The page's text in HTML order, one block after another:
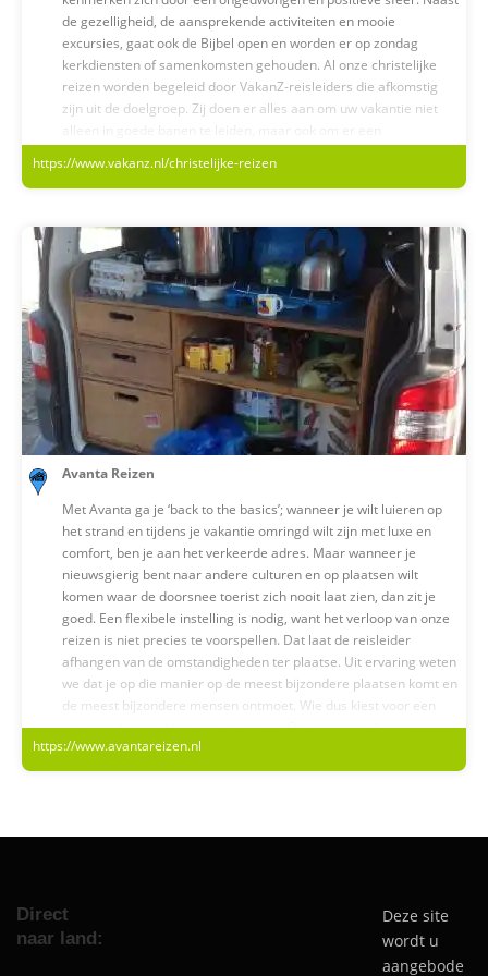
alle leeftijden. Voor deelname aan een 11-daagse rondreis is het
verstandig om goed ter been te zijn. Voor senioren (indicatie 65+
afhankelijk van mobiliteit) of lichamelijk minder mobiele
personen organiseert MazzelTov Reizen speciale 15-daagse
Israël groepsreizen. Daarnaast organiseren wij voor u een reis-
op-maat (indien gewenst voor uw eigen groep, kerk of
gemeente). Naast complete all-in rondreizen stedenreizen,
rondreizen of specifieke themareizen.
ontdekking van het land van de Bijbel? Neem dan direct contact
met ons op!
de gezelligheid, de aansprekende activiteiten en mooie
excursies, gaat ook de Bijbel open en worden er op zondag
kerkdiensten of samenkomsten gehouden. Al onze christelijke
reizen worden begeleid door VakanZ-reisleiders die afkomstig
zijn uit de doelgroep. Zij doen er alles aan om uw vakantie niet
alleen in goede banen te leiden, maar ook om er een
reis met meerwaarde!
https://www.vakanz.nl/christelijke-reizen
Avanta Reizen
Met Avanta ga je ‘back to the basics’; wanneer je wilt luieren op
het strand en tijdens je vakantie omringd wilt zijn met luxe en
comfort, ben je aan het verkeerde adres. Maar wanneer je
nieuwsgierig bent naar andere culturen en op plaatsen wilt
komen waar de doorsnee toerist zich nooit laat zien, dan zit je
goed. Een flexibele instelling is nodig, want het verloop van onze
reizen is niet precies te voorspellen. Dat laat de reisleider
afhangen van de omstandigheden ter plaatse. Uit ervaring weten
we dat je op die manier op de meest bijzondere plaatsen komt en
de meest bijzondere mensen ontmoet. Wie dus kiest voor een
reis met Avanta, kiest voor avontuur! De reizen die Avanta
organiseert, zijn voor het overgrote deel op te delen in twee
categorieën, namelijk: all in-kampeerreizen en verre vliegreizen.
ervoor dat maar weinig mooie plekjes onbereikbaar zijn voor ons.
Iedere dag wordt er een nieuw kamp opgeslagen in de vrije
natuur, m.u.v. de zondag (zie ‘christelijk karakter van Avanta’
https://www.avantareizen.nl
Direct
naar land:
Deze site
wordt u
aangebode